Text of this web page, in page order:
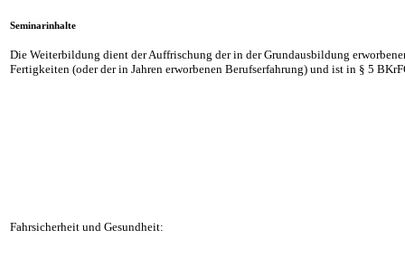
Seminarinhalte
Die Weiterbildung dient der Auffrischung der in der Grundausbildung
Fertigkeiten (oder der in Jahren erworbenen Berufserfahrung) und ist in § 5
Fahrsicherheit und Gesundheit: